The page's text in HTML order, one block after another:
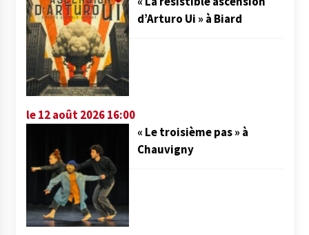
d’Arturo Ui » à Biard
le 12 août 2026 16:00
« Le troisième pas » à
Chauvigny